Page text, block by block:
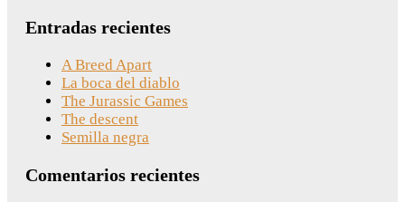
Entradas recientes
A Breed Apart
La boca del diablo
The Jurassic Games
The descent
Semilla negra
Comentarios recientes